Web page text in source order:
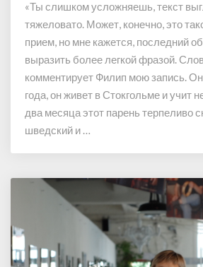
в
ы
х
о
д
я
д
с
а
м
д
а
а
м
…
И
я
у
л
«Ты слишком усложняешь, текст
тяжеловато. Может, конечно, это
прием, но мне кажется, последний
выразить более легкой фразой.
комментирует Филип мою запись.
года, он живет в Стокгольме и учит
два месяца этот парень терпеливо
шведский и …